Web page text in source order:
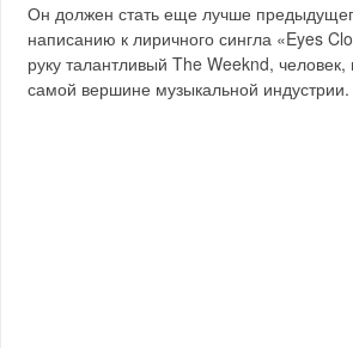
Он должен стать еще лучше
написанию к лиричного сингла «Eyes
руку талантливый The Weeknd,
самой вершине музыкальной индустрии.